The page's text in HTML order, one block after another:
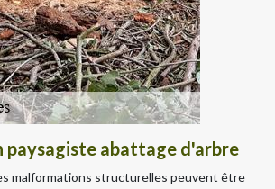
paysagiste abattage d'arbre
malformations structurelles peuvent être